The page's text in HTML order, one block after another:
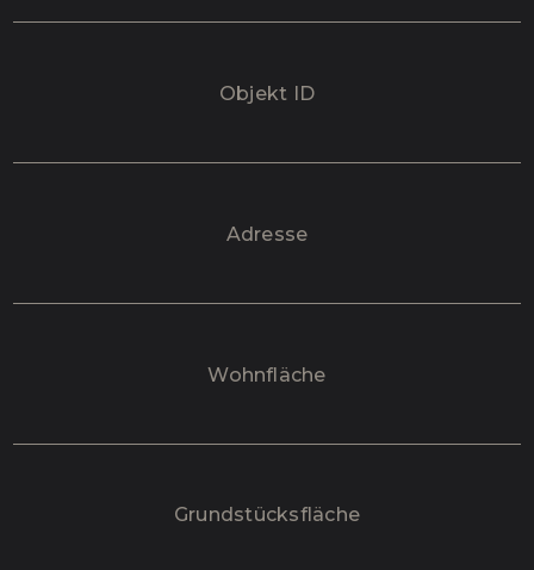
Objekt ID
Adresse
Wohnfläche
Grundstücksfläche